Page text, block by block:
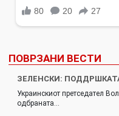
ПОВРЗАНИ ВЕСТИ
ЗЕЛЕНСКИ:
Украинскиот претседател
одбраната…